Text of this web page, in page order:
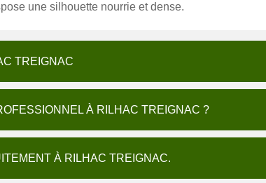
une silhouette nourrie et dense.
TREIGNAC
À RILHAC TREIGNAC ?
À RILHAC TREIGNAC.